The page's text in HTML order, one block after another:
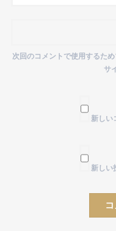
次回のコメントで使用するた
サ
新しい
新しい